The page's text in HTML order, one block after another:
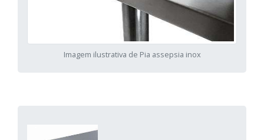
Imagem ilustrativa de Pia assepsia inox